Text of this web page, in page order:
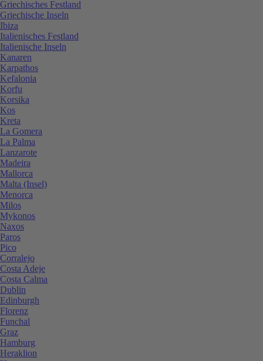
Griechisches Festland
Griechische Inseln
Ibiza
Italienisches Festland
Italienische Inseln
Kanaren
Karpathos
Kefalonia
Korfu
Korsika
Kos
Kreta
La Gomera
La Palma
Lanzarote
Madeira
Mallorca
Malta (Insel)
Menorca
Milos
Mykonos
Naxos
Paros
Pico
Corralejo
Costa Adeje
Costa Calma
Dublin
Edinburgh
Florenz
Funchal
Graz
Hamburg
Heraklion